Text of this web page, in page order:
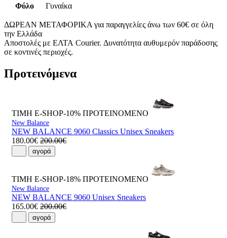
Φύλο
Γυναίκα
ΔΩΡΕΑΝ ΜΕΤΑΦΟΡΙΚΑ για παραγγελίες άνω των 60€ σε όλη
την Ελλάδα
Αποστολές με ΕΛΤΑ Courier. Δυνατότητα αυθυμερόν παράδοσης
σε κοντινές περιοχές.
Προτεινόμενα
ΤΙΜΗ E-SHOP-10% ΠΡΟΤΕΙΝΟΜΕΝΟ
New Balance
NEW BALANCE 9060 Classics Unisex Sneakers
180.00€ 200.00€
αγορά
ΤΙΜΗ E-SHOP-18% ΠΡΟΤΕΙΝΟΜΕΝΟ
New Balance
NEW BALANCE 9060 Unisex Sneakers
165.00€ 200.00€
αγορά